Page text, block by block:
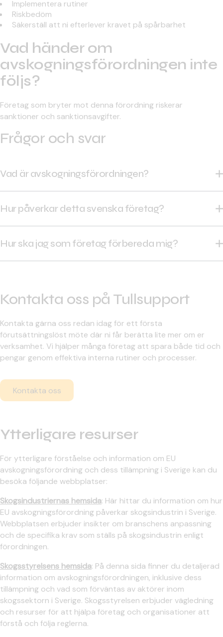
Implementera rutiner
Riskbedöm
Säkerställ att ni efterlever kravet på spårbarhet
Vad händer om
avskogningsförordningen inte
följs?
Företag som bryter mot denna förordning riskerar
sanktioner och sanktionsavgifter.
Frågor och svar
Vad är avskogningsförordningen?
Ett initiativ inom EU:s skogsstrategi 2030, som syftar
till att minimera unionens bidrag till avskogning och
skogsförstörelse världen över.
Hur påverkar detta svenska företag?
En förklaring om tillbörlig aktsamhet (fota) ska lämnas
för varje leverans. Företaget behöver samla in
information om sina produkter från leverantören, som
utgör underlag och stöd i den riskbedömning som
Hur ska jag som företag förbereda mig?
Se över er varuklassificering för att säkerställa om ni
att ni efterlever denna förordning.
annat administrativt stöd. Med vår nulägesanalys får ni
även en koll på om de nuvarande varukoder som
deklareras är korrekta och om ni omfattas av
regelverket eller inte.
Kontakta oss på Tullsupport
Kontakta gärna oss redan idag för ett första
förutsättningslöst möte där ni får berätta lite mer om er
verksamhet. Vi hjälper många företag att spara både tid och
pengar genom effektiva interna rutiner och processer.
Kontakta oss
Ytterligare resurser
För ytterligare förståelse och information om EU
avskogningsförordning och dess tillämpning i Sverige kan du
besöka följande webbplatser:
Skogsindustriernas hemsida: Här hittar du information om hur
EU avskogningsförordning påverkar skogsindustrin i Sverige.
Webbplatsen erbjuder insikter om branschens anpassning
och de specifika krav som ställs på skogsindustrin enligt
förordningen.
Skogsstyrelsens hemsida: På denna sida finner du detaljerad
information om avskogningsförordningen, inklusive dess
tillämpning och vad som förväntas av aktörer inom
skogssektorn i Sverige. Skogsstyrelsen erbjuder vägledning
och resurser för att hjälpa företag och organisationer att
förstå och följa reglerna.